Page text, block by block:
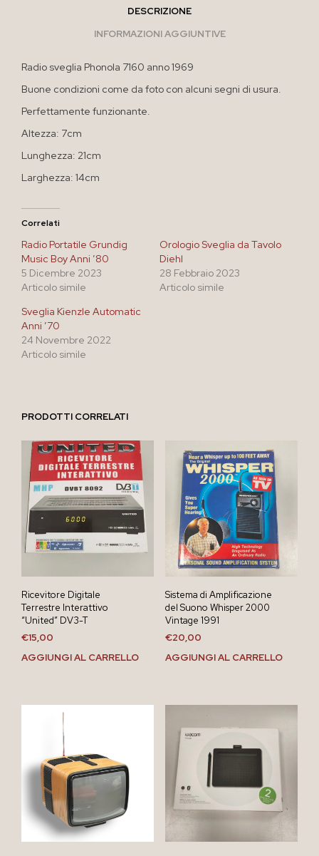
DESCRIZIONE
INFORMAZIONI AGGIUNTIVE
Radio sveglia Phonola 7160 anno 1969
Buone condizioni come da foto con alcuni segni di usura.
Perfettamente funzionante.
Altezza: 7cm
Lunghezza: 21cm
Larghezza: 14cm
Correlati
Radio Portatile Grundig
Music Boy Anni ’80
5 Dicembre 2023
Articolo simile
Orologio Sveglia da Tavolo
Diehl
28 Febbraio 2023
Articolo simile
Sveglia Kienzle Automatic
Anni ’70
24 Novembre 2022
Articolo simile
PRODOTTI CORRELATI
Ricevitore Digitale
Terrestre Interattivo
“United” DV3-T
€15,00
AGGIUNGI AL CARRELLO
Sistema di Amplificazione
del Suono Whisper 2000
Vintage 1991
€20,00
AGGIUNGI AL CARRELLO